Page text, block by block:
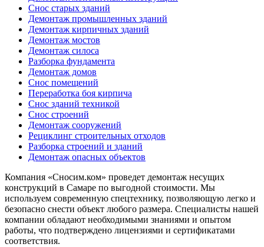
Снос старых зданий
Демонтаж промышленных зданий
Демонтаж кирпичных зданий
Демонтаж мостов
Демонтаж силоса
Разборка фундамента
Демонтаж домов
Снос помещений
Переработка боя кирпича
Снос зданий техникой
Снос строений
Демонтаж сооружений
Рециклинг строительных отходов
Разборка строений и зданий
Демонтаж опасных объектов
Компания «Сносим.ком» проведет демонтаж несущих
конструкций в Самаре по выгодной стоимости. Мы
используем современную спецтехнику, позволяющую легко и
безопасно снести объект любого размера. Специалисты нашей
компании обладают необходимыми знаниями и опытом
работы, что подтверждено лицензиями и сертификатами
соответствия.